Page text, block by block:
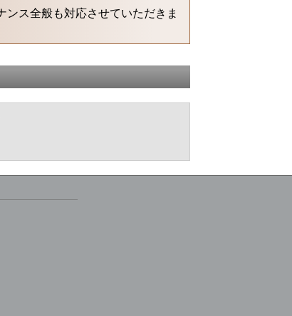
ンス全般も対応させていただきま